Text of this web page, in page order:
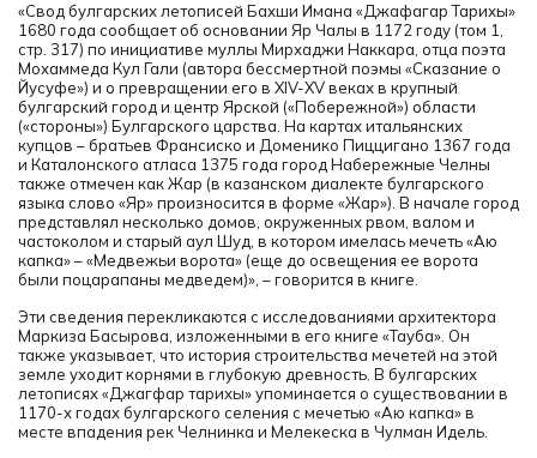
«Свод булгарских летописей Бахши Имана «Джафагар Тарихы»
1680 года сообщает об основании Яр Чалы в 1172 году (том 1,
стр. 317) по инициативе муллы Мирхаджи Наккара, отца поэта
Мохаммеда Кул Гали (автора бессмертной поэмы «Сказание о
Йусуфе») и о превращении его в XIV-XV веках в крупный
булгарский город и центр Ярской («Побережной») области
(«стороны») Булгарского царства. На картах итальянских
купцов – братьев Франсиско и Доменико Пиццигано 1367 года
и Каталонского атласа 1375 года город Набережные Челны
также отмечен как Жар (в казанском диалекте булгарского
языка слово «Яр» произносится в форме «Жар»). В начале город
представлял несколько домов, окруженных рвом, валом и
частоколом и старый аул Шуд, в котором имелась мечеть «Аю
капка» – «Медвежьи ворота» (еще до освещения ее ворота
были поцарапаны медведем)», – говорится в книге.
Эти сведения перекликаются с исследованиями архитектора
Маркиза Басырова, изложенными в его книге «Тауба». Он
также указывает, что история строительства мечетей на этой
земле уходит корнями в глубокую древность. В булгарских
летописях «Джагфар тарихы» упоминается о существовании в
1170-х годах булгарского селения с мечетью «Аю капка» в
месте впадения рек Челнинка и Мелекеска в Чулман Идель.